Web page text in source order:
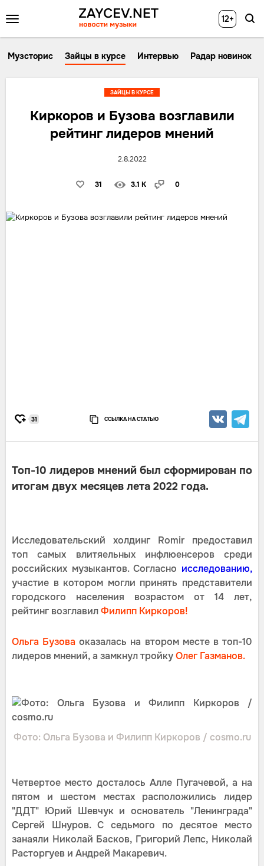
12+
Музсторис Зайцы в курсе Интервью Радар новинок
Киркоров и Бузова возглавили
рейтинг лидеров мнений
2.8.2022
31 3.1 K 0
ЗАЙЦЫ В КУРСЕ
31 ССЫЛКА НА СТАТЬЮ
Топ-10 лидеров мнений был сформирован по
итогам двух месяцев лета 2022 года.
Исследовательский холдинг Romir предоставил
топ самых влитяельных инфлюенсеров среди
российских музыкантов. Согласно исследованию,
участие в котором могли принять представители
городского населения возрастом от 14 лет,
рейтинг возглавилФилипп Киркоров!
Ольга Бузоваоказалась на втором месте в топ-10
лидеров мнений, а замкнул тройкуОлег Газманов.
Фото: Ольга Бузова и Филипп Киркоров / cosmo.ru
Четвертое место досталось Алле Пугачевой, а на
пятом и шестом местах расположились лидер
"ДДТ" Юрий Шевчук и основатель "Ленинграда"
Сергей Шнуров. С седьмого по десятое место
занаяли Николай Басков, Григорий Лепс, Николай
Расторгуев и Андрей Макаревич.